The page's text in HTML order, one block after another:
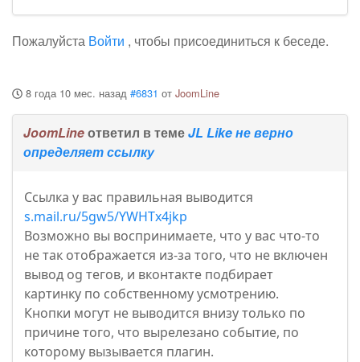
Пожалуйста Войти , чтобы присоединиться к беседе.
8 года 10 мес. назад #6831 от JoomLine
JoomLineответил в темеJL Like не верно
определяет ссылку
Ссылка у вас правильная выводится
s.mail.ru/5gw5/YWHTx4jkp
Возможно вы воспринимаете, что у вас что-то
не так отображается из-за того, что не включен
вывод og тегов, и вконтакте подбирает
картинку по собственному усмотрению.
Кнопки могут не выводится внизу только по
причине того, что вырелезано событие, по
которому вызывается плагин.